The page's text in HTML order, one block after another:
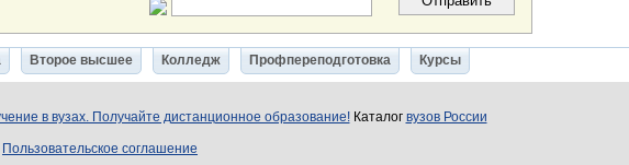
Второе высшее Колледж Профпереподготовка Курсы
в вузах. Получайте дистанционное образование!Каталог вузов России
Пользовательское соглашение